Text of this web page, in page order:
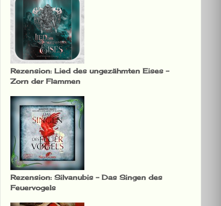
Rezension: Lied des ungezähmten Eises –
Zorn der Flammen
Rezension: Silvanubis – Das Singen des
Feuervogels